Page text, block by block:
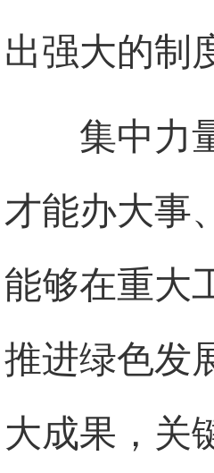
出强大的制
集中力
才能办大事
能够在重大
推进绿色发
大成果，关